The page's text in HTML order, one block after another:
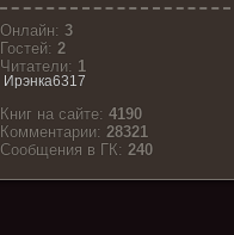
Онлайн: 3
Гостей: 2
Читатели: 1
Ирэнка6317
Книг на сайте: 4190
Комментарии: 28321
Cообщения в ГК: 240